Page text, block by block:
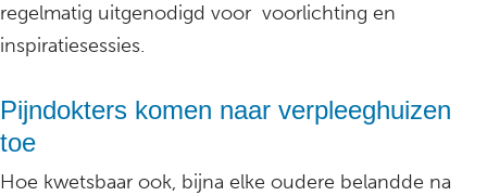
regelmatig uitgenodigd voor voorlichting en
inspiratiesessies.
Pijndokters komen naar verpleeghuizen
toe
Hoe kwetsbaar ook, bijna elke oudere belandde na